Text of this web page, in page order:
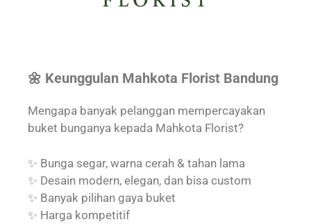
🌼 Keunggulan Mahkota Florist Bandung
Mengapa banyak pelanggan mempercayakan
buket bunganya kepada Mahkota Florist?
✨ Bunga segar, warna cerah & tahan lama
✨ Desain modern, elegan, dan bisa custom
✨ Banyak pilihan gaya buket
✨ Harga kompetitif